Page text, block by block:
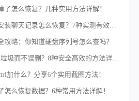
了怎么恢复？几种实用方法详解！
攻略：你知道硬盘序列号怎么查吗？
加什么？分享6个实用截图方法！
怎么恢复数据？6种常用方法详解！